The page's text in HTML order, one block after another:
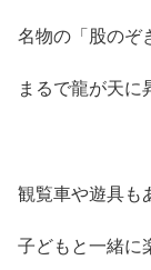
名物の「股のぞ
まるで龍が天に
観覧車や遊具も
子どもと一緒に